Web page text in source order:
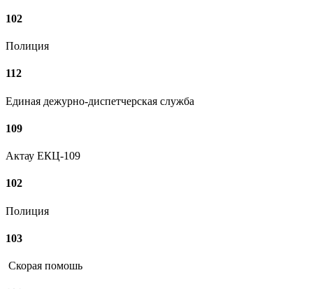
102
Полиция
112
Единая дежурно-диспетчерская служба
109
Актау ЕКЦ-109
102
Полиция
103
Скорая помошь